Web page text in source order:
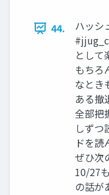
44.
ハッシ
として
もちろ
なとき
ある撤
全部把
しずつ
ドを読
ぜひ次
10/27
の話が